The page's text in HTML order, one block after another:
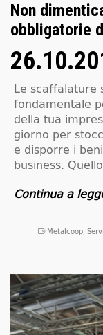
Non
obbligatorie
Le scaffalature
fondamentale
della tua
giorno per
e disporre i
business.
Continua a
Metalcoop,